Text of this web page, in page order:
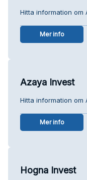
Hitta information om
Mer info
Azaya Invest
Hitta information om
Mer info
Hogna Invest